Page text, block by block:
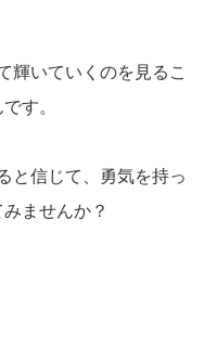
輝いていくのを見るこ
す。
と信じて、勇気を持っ
ませんか？